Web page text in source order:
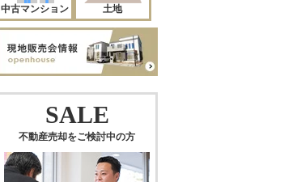
中古マンション 土地
SALE
不動産売却をご検討中の方